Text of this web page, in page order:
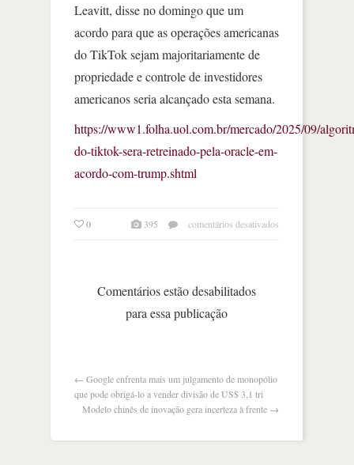
Leavitt, disse no domingo que um
acordo para que as operações americanas
do TikTok sejam majoritariamente de
propriedade e controle de investidores
americanos seria alcançado esta semana.
https://www1.folha.uol.com.br/mercado/2025/09/
do-tiktok-sera-retreinado-pela-oracle-em-
acordo-com-trump.shtml
0 395 comentários desativados
Comentários estão desabilitados
para essa publicação
← Google enfrenta mais um julgamento de monopólio
que pode obrigá-lo a vender divisão de US$ 3,1 tri
Modelo chinês de inovação gera incerteza à frente →